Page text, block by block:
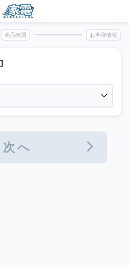
商品確認 お客様情報
次へ